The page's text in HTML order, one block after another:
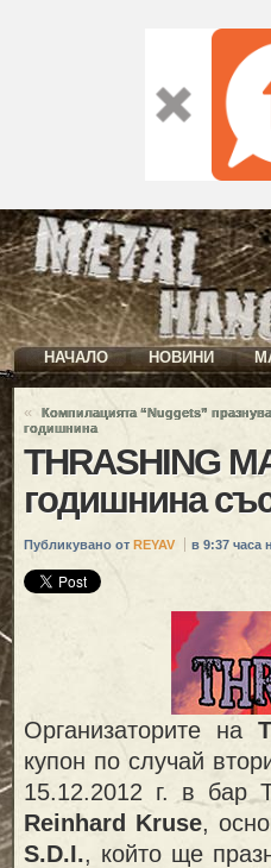
НАЧАЛО НОВИНИ
«
Компилацията “Nuggets”
годишнина
THRASHING
годишнина
Публикувано от REYAV в 9:37 часа
Организаторите на
купон по случай
15.12.2012 г. в бар
Reinhard Kruse,
S.D.I., който ще